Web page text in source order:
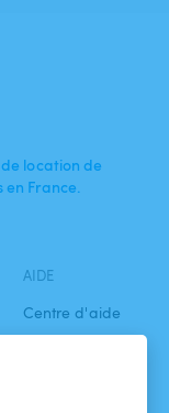
location de
en France.
AIDE
Centre d'aide